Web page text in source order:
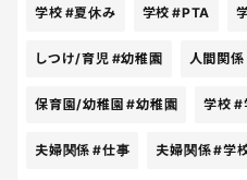
学校や幼稚園のPTAも完
いいな。
楽な人生だなぁ。
学校 #夏休み 学校 #PTA
しつけ/育児 #幼稚園 人間関係
保育園/幼稚園 #幼稚園 学校 #
夫婦関係 #仕事 夫婦関係#学